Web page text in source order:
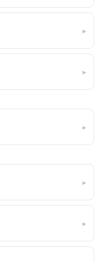
▸
▸
▸
▸
▸